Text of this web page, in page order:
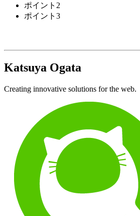
ポイント2
ポイント3
Katsuya Ogata
Creating innovative solutions for the web.